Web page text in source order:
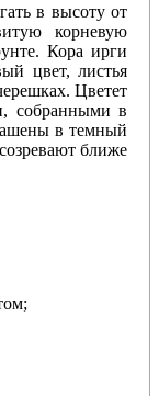
в высоту от
корневую
Кора ирги
цвет, листья
Цветет
собранными в
в темный
ближе